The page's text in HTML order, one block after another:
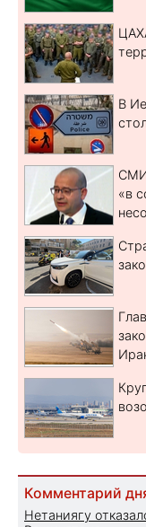
В
СМИ
«в
Комментарий
Нетаниягу